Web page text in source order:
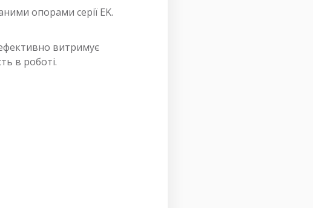
опорами серії EK.
витримує
в роботі.